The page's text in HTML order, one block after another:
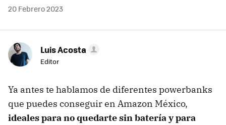
20 Febrero 2023
Luis Acosta
Editor
Ya antes te hablamos de diferentes powerbanks
que puedes conseguir en Amazon México,
ideales para no quedarte sin batería y para